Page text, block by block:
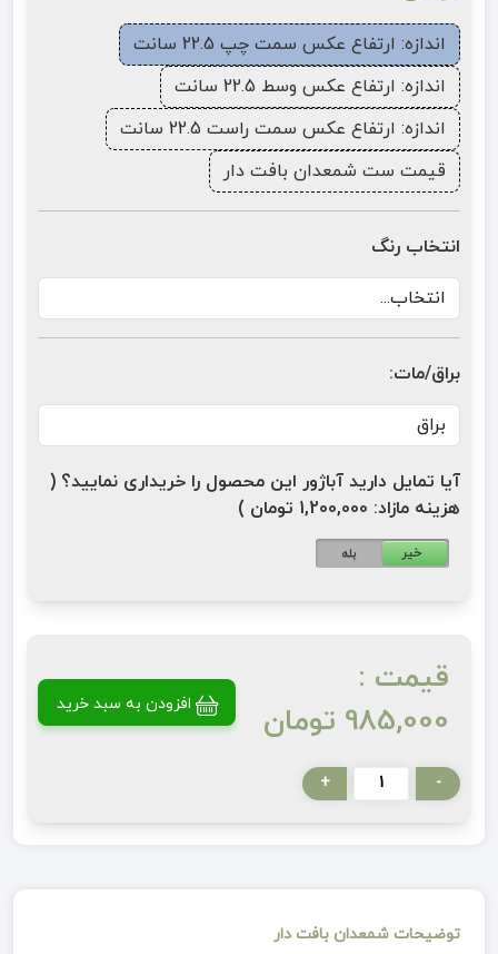
اندازه: ارتفاع عکس سمت چپ 22.5 سانت
اندازه: ارتفاع عکس وسط 22.5 سانت
اندازه: ارتفاع عکس سمت راست 22.5 سانت
قیمت ست شمعدان بافت دار
انتخاب رنگ
براق/مات:
آیا تمایل دارید آباژور این محصول را خریداری نمایید؟ (
هزینه مازاد: 1,200,000 تومان )
بله خیر
قیمت :
985,000 تومان
افزودن به سبد خرید
-
+
توضیحات شمعدان بافت دار